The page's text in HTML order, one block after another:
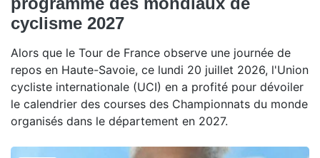
cyclisme 2027
Alors que le Tour de France observe une journée de
repos en Haute-Savoie, ce lundi 20 juillet 2026, l'Union
cycliste internationale (UCI) en a profité pour dévoiler
le calendrier des courses des Championnats du monde
organisés dans le département en 2027.